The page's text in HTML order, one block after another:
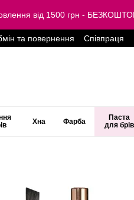
від 1500 грн -
та повернення Співпраця
Хна Фарба
Паста
для брів